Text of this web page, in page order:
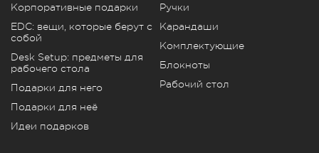
Корпоративные подарки
EDC: вещи, которые берут с
собой
Desk Setup: предметы для
рабочего стола
Подарки для него
Подарки для неё
Идеи подарков
Ручки
Карандаши
Комплектующие
Блокноты
Рабочий стол